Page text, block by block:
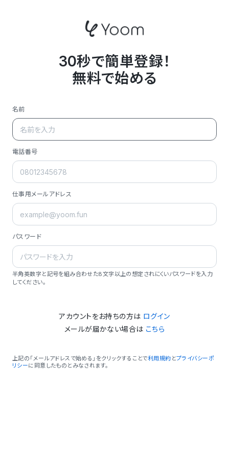
30秒で簡単登録！
無料で始める
名前
電話番号
仕事用メールアドレス
パスワード
半角英数字と記号を組み合わせた8文字以上の想定されにくいパスワードを入力
してください。
アカウントをお持ちの方は ログイン
メールが届かない場合は こちら
上記の「メールアドレスで始める」をクリックすることで利用規約 とプライバシーポ
リシーに同意したものとみなされます。